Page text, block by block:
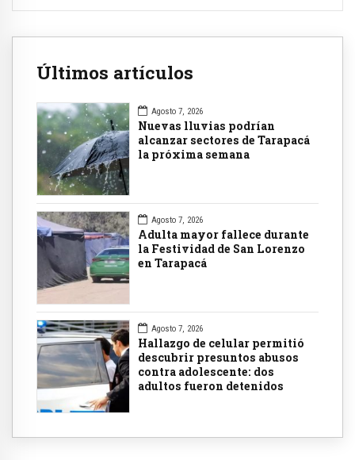
Últimos artículos
Agosto 7, 2026
Nuevas lluvias podrían
alcanzar sectores de Tarapacá
la próxima semana
Agosto 7, 2026
Adulta mayor fallece durante
la Festividad de San Lorenzo
en Tarapacá
Agosto 7, 2026
Hallazgo de celular permitió
descubrir presuntos abusos
contra adolescente: dos
adultos fueron detenidos